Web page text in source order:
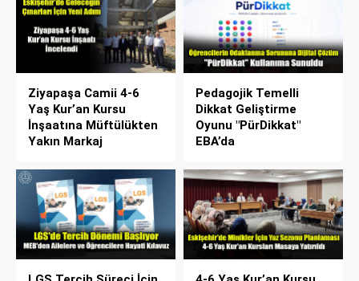
Ziyapaşa Camii 4-6
Yaş Kur’an Kursu
İnşaatına Müftülükten
Yakın Markaj
Pedagojik Temelli
Dikkat Geliştirme
Oyunu "PürDikkat"
EBA’da